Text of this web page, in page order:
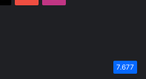
7.677